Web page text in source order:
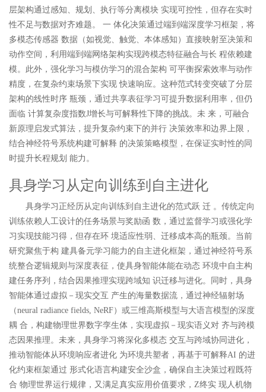
层架构通过感知、规划、执行等分离模块 实现可控性，但存在实时
性不足与数据对齐难题。 一 体化决策通过端到端深度学习框架，将
多模态传感器 数据（如视觉、触觉、本体感知）直接映射至决策和
动作空间，利用端到端网络架构实现跨模态特征融合与长 程依赖建
模。此外，强化学习与模仿学习的混合架构 可平衡探索效率与动作
精度，在复杂约束场景下实现 快速响应。这种范式转变突破了分层
架构的线性时序 瓶颈，通过共享表征学习可提升数据利用率，但仍
面临 计算复杂度指数J增长与可解释性下降的挑战。未 来，可融合
新原理启发式算法，提升复杂约束下的并行 决策效率和边界上限，
结合神经符号系统构建可解释 的决策策略模型，在保证实时性的同
时提升长程规划 能力。
具身学习从定向训练到自主进化
具身学习正经历从定向训练到自主进化的范式跃 迁 。传统定向
训练依赖人工设计的任务场景与奖励函 数，通过监督学习或强化学
习实现技能习得，但存在环 境适应性弱、迁移成本高的瓶颈。当前
研究聚焦于构 建具备元学习能力的自主进化框架，通过神经符号系
统整合逻辑规则与深度表征，使具身智能体能在动态 环境中自主构
建任务序列，结合因果推理实现跨域知 识迁移与进化。同时，具身
智能体通过虚拟－现实交互 产生的海量数据流，通过神经辐射场
（neural radiance fields, NeRF）或三维高斯模型与大语言模型的深度
耦 合，构建物理世界数字孪生体，实现虚拟－现实语义对 齐与跨模
态因果推理。未来，具身学习将深化多模态 交互与跨域协同进化，
推动智能体从环境响应者进化 为环境共塑者，再基于可解释AI 的进
化约束框架通过 形式化语言构建安全沙盒，确保自主决策过程既符
合 物理世界运行规律，又满足真实应用价值要求，Z终实 现人机物